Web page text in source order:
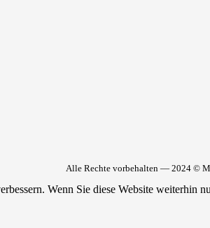
Alle Rechte vorbehalten — 2024 ©
Wenn Sie diese Website weiterhin